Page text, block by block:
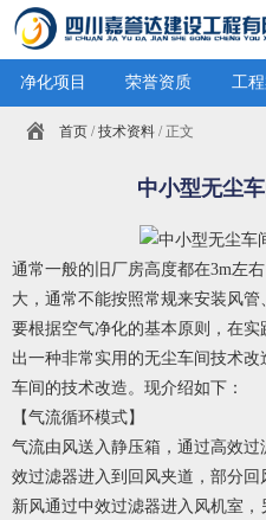
净化项目 荣誉资质 工
首页 /技术资料 / 正文
中小型无尘
通常一般的旧厂房高度都在3m左
大，通常不能按照常规来安装风管
要根据空气净化的基本原则，在
出一种非常实用的无尘车间技术
车间的技术改造。现介绍如下：
【气流循环模式】
气流由风送入静压箱，通过高效
效过滤器进入到回风夹道，部分
新风通过中效过滤器进入风机室